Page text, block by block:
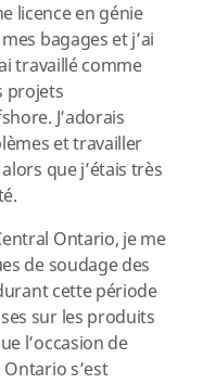
licence en génie
bagages et j’ai
travaillé comme
projets
J’adorais
et travailler
que j’étais très
Ontario, je me
de soudage des
cette période
sur les produits
l’occasion de
s’est